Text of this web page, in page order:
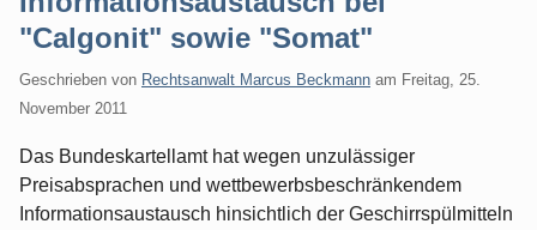
"Calgonit" sowie "Somat"
Geschrieben von Rechtsanwalt Marcus Beckmann am Freitag, 25.
November 2011
Das Bundeskartellamt hat wegen unzulässiger
Preisabsprachen und wettbewerbsbeschränkendem
Informationsaustausch hinsichtlich der Geschirrspülmitteln